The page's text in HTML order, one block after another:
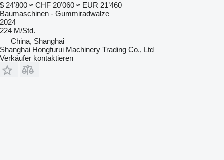
$ 24’800 ≈ CHF 20’060 ≈ EUR 21’460
Baumaschinen - Gummiradwalze
2024
224 M/Std.
China, Shanghai
Shanghai Hongfurui Machinery Trading Co., Ltd
Verkäufer kontaktieren